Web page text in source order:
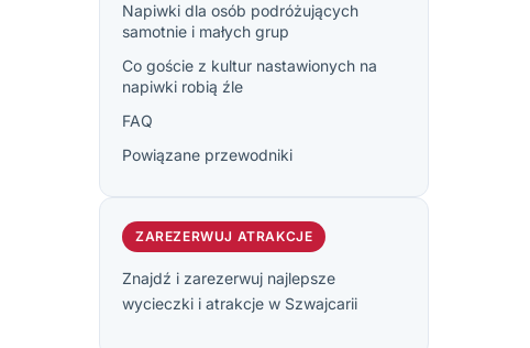
Napiwki dla osób podróżujących
samotnie i małych grup
Co goście z kultur nastawionych na
napiwki robią źle
FAQ
Powiązane przewodniki
ZAREZERWUJ ATRAKCJE
Znajdź i zarezerwuj najlepsze
wycieczki i atrakcje w Szwajcarii